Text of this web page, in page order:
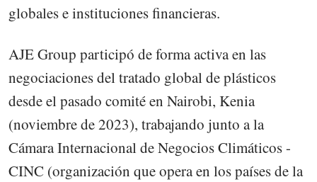
globales e instituciones financieras.
AJE Group participó de forma activa en las
negociaciones del tratado global de plásticos
desde el pasado comité en Nairobi, Kenia
(noviembre de 2023), trabajando junto a la
Cámara Internacional de Negocios Climáticos -
CINC (organización que opera en los países de la